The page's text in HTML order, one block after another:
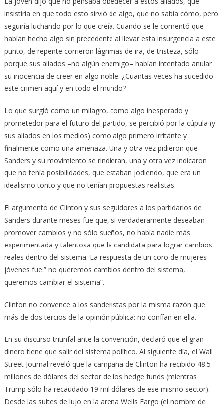
insistiría en que todo esto sirvió de algo, que no sabía cómo, pero
seguiría luchando por lo que creía. Cuando se le comentó que
habían hecho algo sin precedente al llevar esta insurgencia a este
punto, de repente corrieron lágrimas de ira, de tristeza, sólo
porque sus aliados –no algún enemigo– habían intentado anular
su inocencia de creer en algo noble. ¿Cuantas veces ha sucedido
este crimen aquí y en todo el mundo?
Lo que surgió como un milagro, como algo inesperado y
prometedor para el futuro del partido, se percibió por la cúpula (y
sus aliados en los medios) como algo primero irritante y
finalmente como una amenaza. Una y otra vez pidieron que
Sanders y su movimiento se rindieran, una y otra vez indicaron
que no tenía posibilidades, que estaban jodiendo, que era un
idealismo tonto y que no tenían propuestas realistas.
El argumento de Clinton y sus seguidores a los partidarios de
Sanders durante meses fue que, si verdaderamente deseaban
promover cambios y no sólo sueños, no había nadie más
experimentada y talentosa que la candidata para lograr cambios
reales dentro del sistema. La respuesta de un coro de mujeres
jóvenes fue:” no queremos cambios dentro del sistema,
queremos cambiar el sistema”.
Clinton no convence a los sanderistas por la misma razón que
más de dos tercios de la opinión pública: no confían en ella.
En su discurso triunfal ante la convención, declaró que el gran
dinero tiene que salir del sistema político. Al siguiente día, el Wall
Street Journal reveló que la campaña de Clinton ha recibido 48.5
millones de dólares del sector de los hedge funds (mientras
Trump sólo ha recaudado 19 mil dólares de ese mismo sector).
Desde las suites de lujo en la arena Wells Fargo (el nombre de